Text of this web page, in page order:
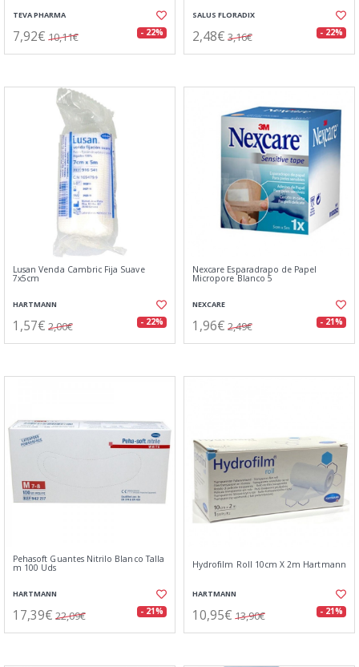
TEVA PHARMA
7,92€ 10,11€ - 22%
SALUS FLORADIX
2,48€ 3,16€ - 22%
Lusan Venda Cambric Fija Suave
7x5cm
HARTMANN
1,57€ 2,00€ - 22%
Nexcare Esparadrapo de Papel
Micropore Blanco 5
NEXCARE
1,96€ 2,49€ - 21%
Pehasoft Guantes Nitrilo Blanco Talla
m 100 Uds
HARTMANN
17,39€ 22,09€ - 21%
Hydrofilm Roll 10cm X 2m Hartmann
HARTMANN
10,95€ 13,90€ - 21%